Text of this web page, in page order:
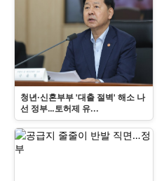
청년·신혼부부 '대출 절벽' 해소 나
선 정부…토허제 유...